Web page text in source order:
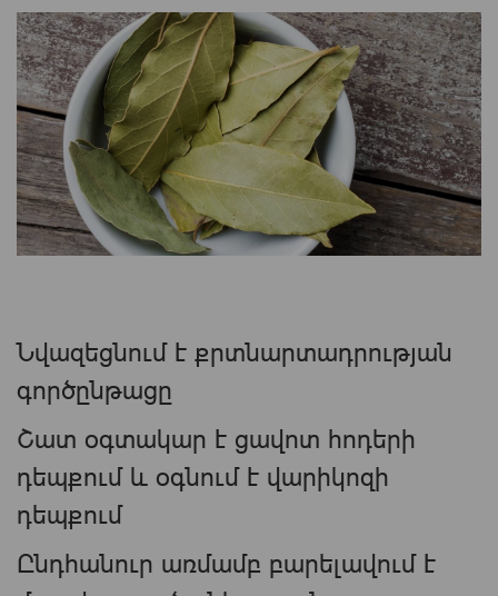
Նվազեցնում է քրտնարտադրության
գործընթացը
Շատ օգտակար է ցավոտ հոդերի
դեպքում և օգնում է վարիկոզի
դեպքում
Ընդհանուր առմամբ բարելավում է